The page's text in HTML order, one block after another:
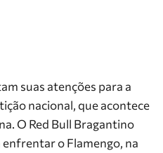
suas atenções para a
nacional, que acontece
O Red Bull Bragantino
enfrentar o Flamengo, na